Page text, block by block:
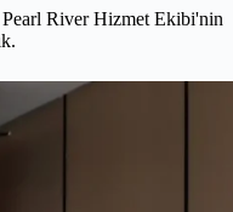
River Hizmet Ekibi'nin